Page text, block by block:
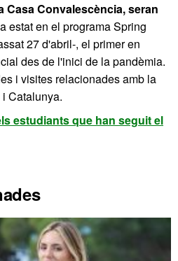
Casa Convalescència, seran
estat en el programa Spring
27 d'abril-, el primer en
des de l'inici de la pandèmia.
i visites relacionades amb la
Catalunya.
estudiants que han seguit el